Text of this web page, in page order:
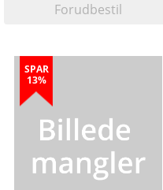
Forudbestil
SPAR
13%